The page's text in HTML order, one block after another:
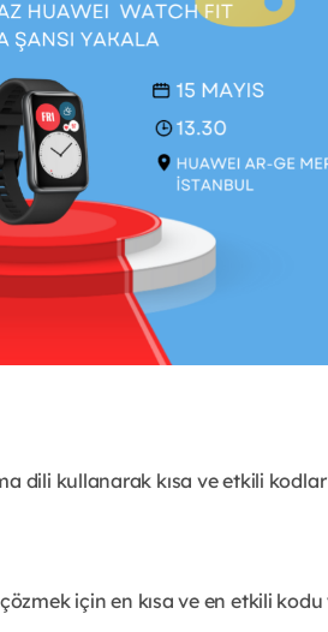
dili kullanarak kısa ve etkili
için en kısa ve en etkili kodu